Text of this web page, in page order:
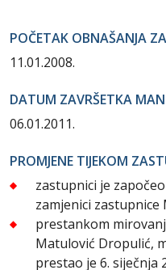
POČETAK OBNAŠANJA
11.01.2008.
DATUM ZAVRŠETKA
06.01.2011.
PROMJENE TIJEKOM
zastupnici je
zamjenici
prestankom
Matulović Dropulić,
prestao je 6. siječnja